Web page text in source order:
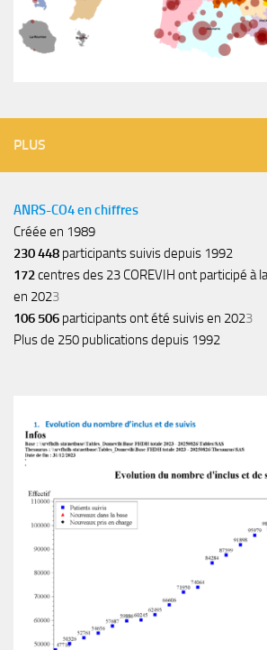
PLUS
ANRS-CO4 en chiffres
Créée en 1989
230 448 participants suivis depuis 1992
172centres des 23 COREVIH ont participé à
en 2023
106 506 participants ont été suivis en 2023
Plus de 250 publications depuis 1992